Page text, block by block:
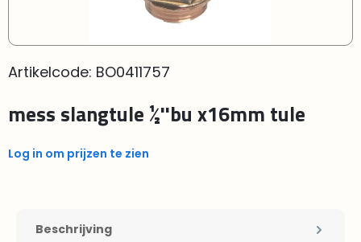
Artikelcode: BO0411757
mess slangtule ½''bu x16mm tule
Log in om prijzen te zien
Beschrijving